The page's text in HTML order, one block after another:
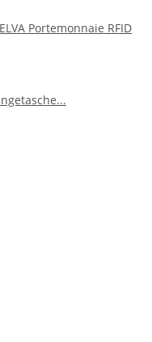
Portemonnaie RFID